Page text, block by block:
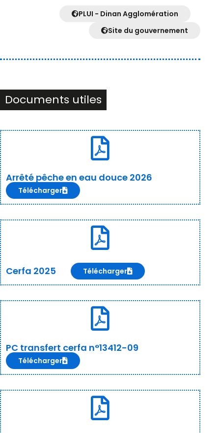
PLUI - Dinan Agglomération
Site du gouvernement
Documents utiles
Arrêté pêche en eau douce 2026
Télécharger
Cerfa 2025 Télécharger
PC transfert cerfa n°13412-09
Télécharger